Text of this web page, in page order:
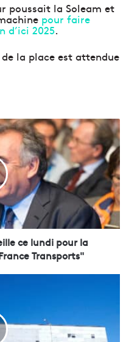
poussait la Soleam et
pour faire
d’ici 2025.
la place est attendue
ce lundi pour la
Transports"